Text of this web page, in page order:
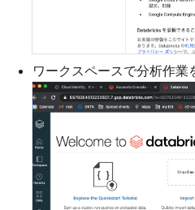
ワークスペースで分析作業